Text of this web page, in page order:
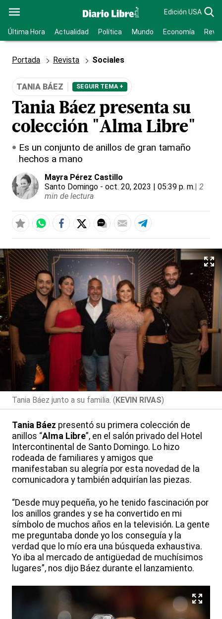
Edición USA
Última Hora Actualidad Política Mundo Economía
Portada Revista Sociales
TANIA BÁEZ SEGUIR TEMA +
Tania Báez presenta su
colección "Alma Libre"
Es un conjunto de anillos de gran tamaño
hechos a mano
Mayra Pérez Castillo
Santo Domingo - oct. 20, 2023 | 05:39 p. m.| 2
min de lectura
Tania Báez junto a su familia. (KEVIN RIVAS)
Tania Báez presentó su primera colección de
anillos “Alma Libre”, en el salón privado del Hotel
Intercontinental de Santo Domingo. Lo hizo
rodeada de familiares y amigos que
manifestaban su alegría por esta novedad de la
comunicadora y también adquirían las piezas.
“Desde muy pequeña, yo he tenido fascinación por
los anillos grandes y se ha convertido en mi
símbolo de muchos años en la televisión. La gente
me preguntaba donde yo los conseguía y la
verdad que lo mío era una búsqueda exhaustiva.
Yo iba al mercado de antigüedad de muchísimos
lugares”, nos dijo Báez durante el lanzamiento.